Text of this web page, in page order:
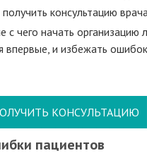
консультацию
с чего начать организацию
впервые, и избежать
КОНСУЛЬТАЦИЮ
пациентов